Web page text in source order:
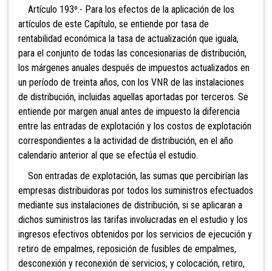
Artículo 193º.- Para los efectos de la aplicación de los
artículos de este Capítulo, se entiende por tasa de
rentabilidad económica la tasa de actualización que iguala,
para el conjunto de todas las concesionarias de distribución,
los márgenes anuales después de impuestos actualizados en
un período de treinta años, con los VNR de las instalaciones
de distribución, incluidas aquellas aportadas por terceros. Se
entiende por margen anual antes de impuesto la diferencia
entre las entradas de explotación y los costos de explotación
correspondientes a la actividad de distribución, en el año
calendario anterior al que se efectúa el estudio.
Son entradas de explotación, las sumas que percibirían las
empresas distribuidoras por todos los suministros efectuados
mediante sus instalaciones de distribución, si se aplicaran a
dichos suministros las tarifas involucradas en el estudio y los
ingresos efectivos obtenidos por los servicios de ejecución y
retiro de empalmes, reposición de fusibles de empalmes,
desconexión y reconexión de servicios, y colocación, retiro,